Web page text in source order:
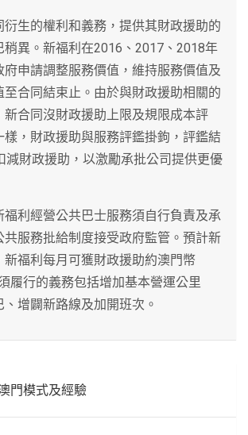
衍生的權利和義務，提供其財政援助的
稍異。新福利在2016、2017、2018年
府申請調整服務價值，維持服務價值及
至合同結束止。由於與財政援助相關的
新合同沒財政援助上限及規限成本評
樣，財政援助與服務評鑑掛鉤，評鑑結
減財政援助，以激勵承批公司提供更優
福利經營公共巴士服務須自行負責及承
共服務批給制度接受政府監管。預計新
新福利每月可獲財政援助約澳門幣
履行的義務包括增加基本營運公里
增闢新路線及加開班次。
門模式及經驗